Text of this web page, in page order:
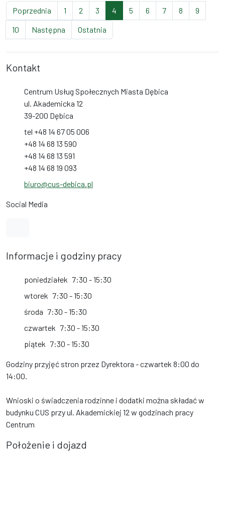
Poprzednia strona
1 strona
2 strona
3 strona
4 (bieżąca strona)
5 strona
6 strona
7strona
8 strona
9
10 stronaNastępna stronaOstatnia
Kontakt
Centrum Usług Społecznych Miasta Dębica
ul. Akademicka 12
39-200 Dębica
tel +48 14 67 05 006
+48 14 68 13 590
+48 14 68 13 591
+48 14 68 19 093
biuro@cus-debica.pl
Social Media
Informacje i godziny pracy
poniedziałek 7:30 - 15:30
wtorek 7:30 - 15:30
środa 7:30 - 15:30
czwartek 7:30 - 15:30
piątek 7:30 - 15:30
Godziny przyjęć stron przez Dyrektora - czwartek 8:00 do
14:00.
Wnioski o świadczenia rodzinne i dodatki można składać w
budynku CUS przy ul. Akademickiej 12 w godzinach pracy
Centrum
Położenie i dojazd